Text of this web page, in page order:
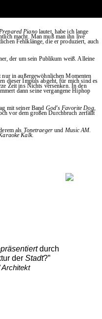
Pianolautet, habe ich lange
macht. Man muß man ihn live
Fehlklänge, die er produziert, auch
der um sein Publikum weiß. Alleine
in außergewöhnlichen Momenten
dieser Impuls abgeht, für mich sind es
Zeit ins Nichts versenken. In den
dann seine vergangene Hiphop
mit seiner Band God's Favorite Dog,
vor dem großen Durchbruch zerfällt
als Tonetraegerund Music AM.
Kalk.
durch
der Stadt?”
Architekt